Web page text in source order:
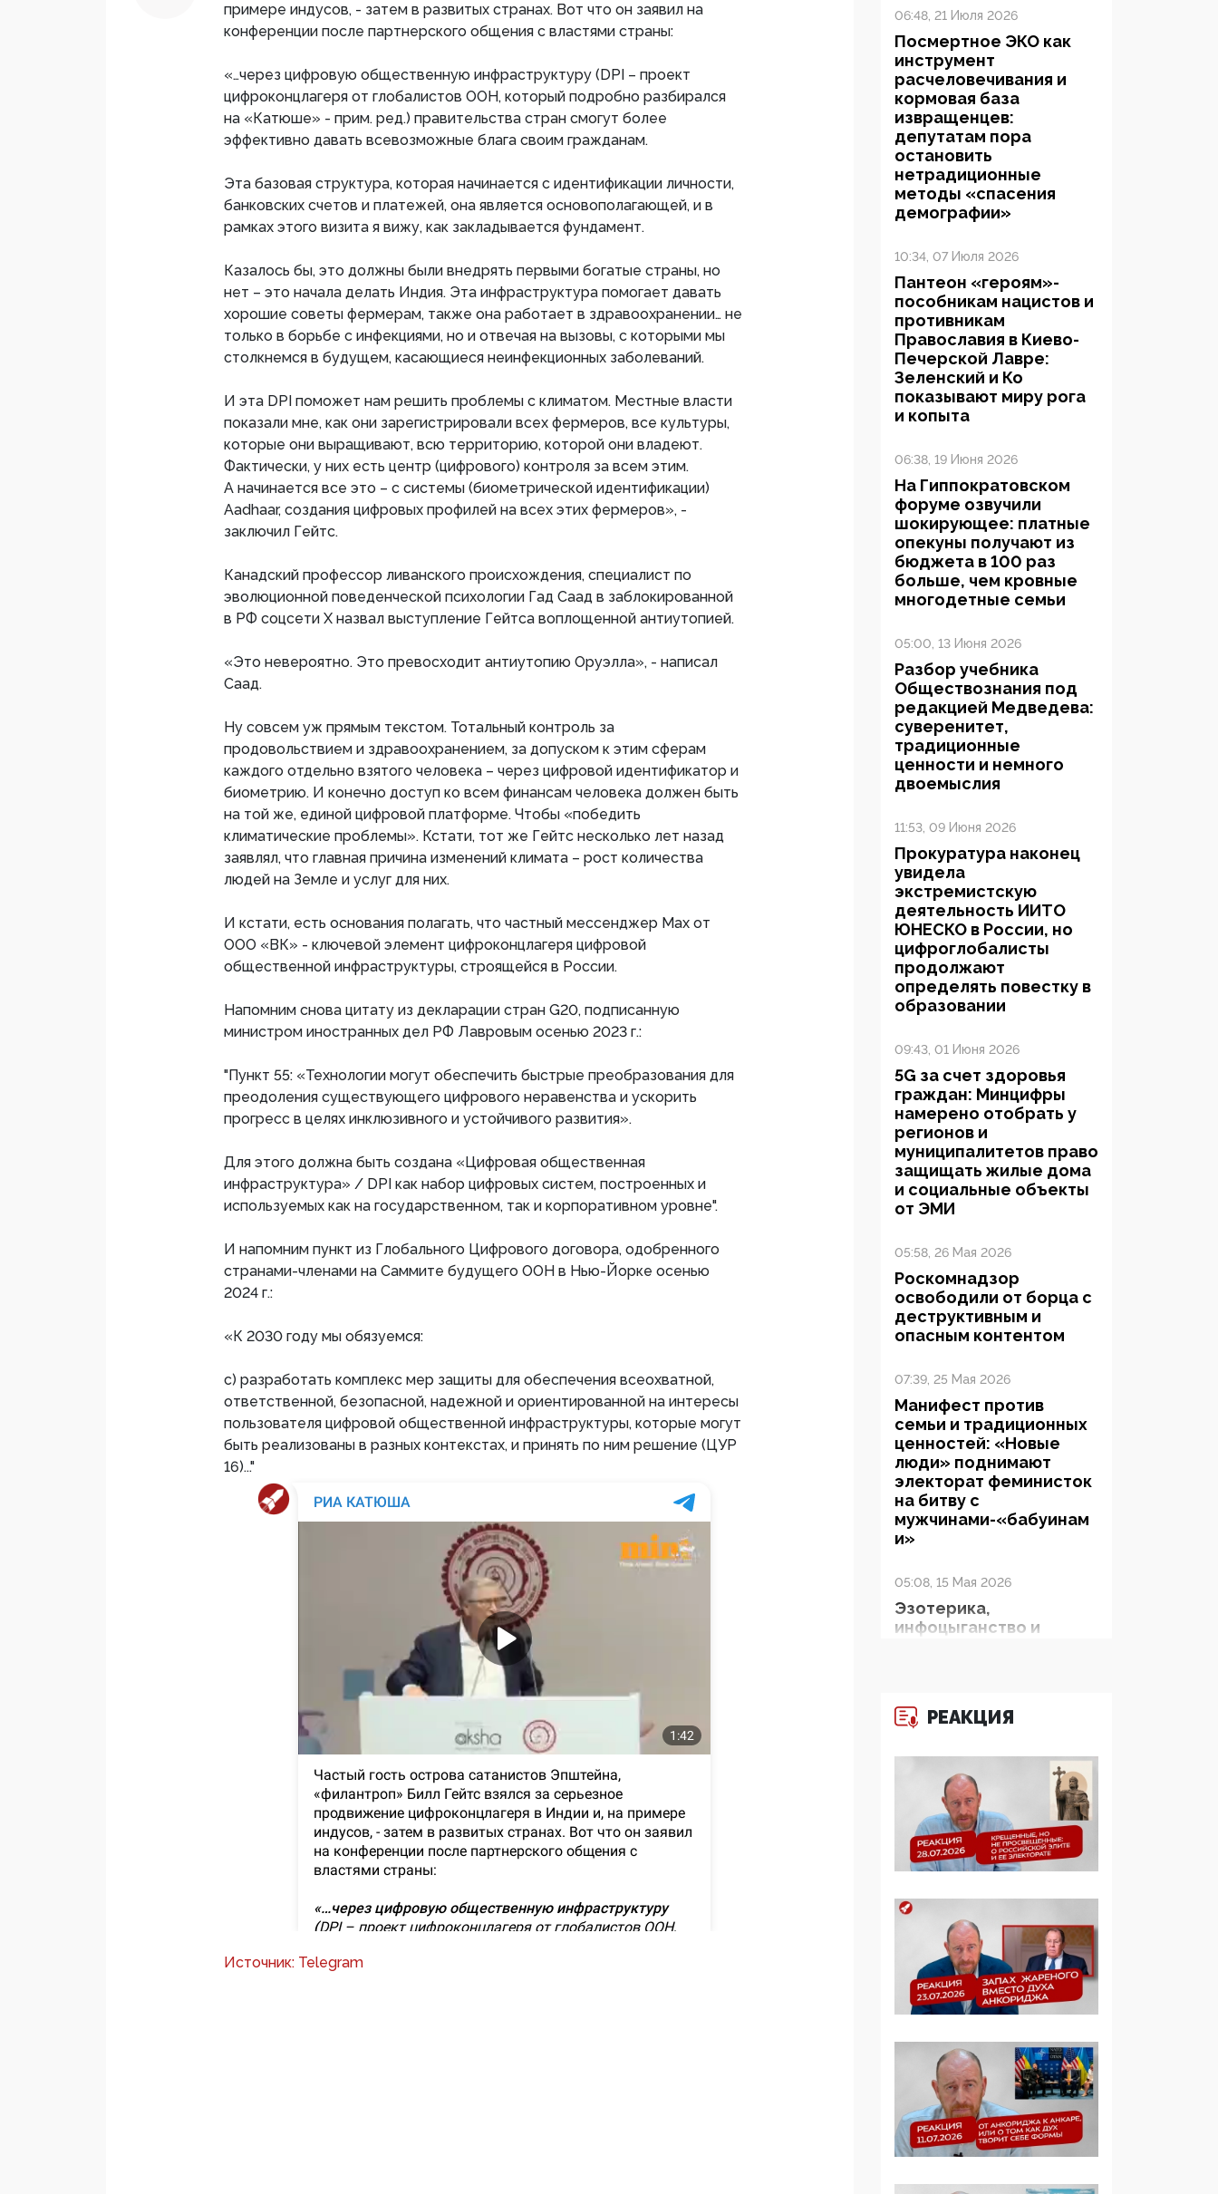
примере индусов, - затем в развитых странах. Вот что он заявил на
конференции после партнерского общения с властями страны:
«…через цифровую общественную инфраструктуру (DPI – проект
цифроконцлагеря от глобалистов ООН, который подробно разбирался
на «Катюше» - прим. ред.) правительства стран смогут более
эффективно давать всевозможные блага своим гражданам.
Эта базовая структура, которая начинается с идентификации личности,
банковских счетов и платежей, она является основополагающей, и в
рамках этого визита я вижу, как закладывается фундамент.
Казалось бы, это должны были внедрять первыми богатые страны, но
нет – это начала делать Индия. Эта инфраструктура помогает давать
хорошие советы фермерам, также она работает в здравоохранении… не
только в борьбе с инфекциями, но и отвечая на вызовы, с которыми мы
столкнемся в будущем, касающиеся неинфекционных заболеваний.
И эта DPI поможет нам решить проблемы с климатом. Местные власти
показали мне, как они зарегистрировали всех фермеров, все культуры,
которые они выращивают, всю территорию, которой они владеют.
Фактически, у них есть центр (цифрового) контроля за всем этим.
А начинается все это – с системы (биометрической идентификации)
Aadhaar, создания цифровых профилей на всех этих фермеров», -
заключил Гейтс.
Канадский профессор ливанского происхождения, специалист по
эволюционной поведенческой психологии Гад Саад в заблокированной
в РФ соцсети X назвал выступление Гейтса воплощенной антиутопией.
«Это невероятно. Это превосходит антиутопию Оруэлла», - написал
Саад.
Ну совсем уж прямым текстом. Тотальный контроль за
продовольствием и здравоохранением, за допуском к этим сферам
каждого отдельно взятого человека – через цифровой идентификатор и
биометрию. И конечно доступ ко всем финансам человека должен быть
на той же, единой цифровой платформе. Чтобы «победить
климатические проблемы». Кстати, тот же Гейтс несколько лет назад
заявлял, что главная причина изменений климата – рост количества
людей на Земле и услуг для них.
И кстати, есть основания полагать, что частный мессенджер Max от
ООО «ВК» - ключевой элемент цифроконцлагеря цифровой
общественной инфраструктуры, строящейся в России.
Напомним снова цитату из декларации стран G20, подписанную
министром иностранных дел РФ Лавровым осенью 2023 г.:
"Пункт 55: «Технологии могут обеспечить быстрые преобразования для
преодоления существующего цифрового неравенства и ускорить
прогресс в целях инклюзивного и устойчивого развития».
Для этого должна быть создана «Цифровая общественная
инфраструктура» / DPI как набор цифровых систем, построенных и
используемых как на государственном, так и корпоративном уровне".
И напомним пункт из Глобального Цифрового договора, одобренного
странами-членами на Саммите будущего ООН в Нью-Йорке осенью
2024 г.:
«К 2030 году мы обязуемся:
c) разработать комплекс мер защиты для обеспечения всеохватной,
ответственной, безопасной, надежной и ориентированной на интересы
пользователя цифровой общественной инфраструктуры, которые могут
быть реализованы в разных контекстах, и принять по ним решение (ЦУР
16)..."
Источник: Telegram
06:48, 21 Июля 2026
Посмертное ЭКО как
инструмент
расчеловечивания и
кормовая база
извращенцев:
депутатам пора
остановить
нетрадиционные
методы «спасения
демографии»
10:34, 07 Июля 2026
Пантеон «героям»-
пособникам нацистов и
противникам
Православия в Киево-
Печерской Лавре:
Зеленский и Ко
показывают миру рога
и копыта
06:38, 19 Июня 2026
На Гиппократовском
форуме озвучили
шокирующее: платные
опекуны получают из
бюджета в 100 раз
больше, чем кровные
многодетные семьи
05:00, 13 Июня 2026
Разбор учебника
Обществознания под
редакцией Медведева:
суверенитет,
традиционные
ценности и немного
двоемыслия
11:53, 09 Июня 2026
Прокуратура наконец
увидела
экстремистскую
деятельность ИИТО
ЮНЕСКО в России, но
цифроглобалисты
продолжают
определять повестку в
образовании
09:43, 01 Июня 2026
5G за счет здоровья
граждан: Минцифры
намерено отобрать у
регионов и
муниципалитетов право
защищать жилые дома
и социальные объекты
от ЭМИ
05:58, 26 Мая 2026
Роскомнадзор
освободили от борца с
деструктивным и
опасным контентом
07:39, 25 Мая 2026
Манифест против
семьи и традиционных
ценностей: «Новые
люди» поднимают
электорат феминисток
на битву с
мужчинами-«бабуинам
и»
05:08, 15 Мая 2026
Эзотерика,
инфоцыганство и
выступал на форуме
«Россия 809. Традиции
09:40, 06 Мая 2026
Симулякр патриотизма
и благолепия:
профилактика негатива
среди молодежи снова
«движперам»
03:35, 25 Апреля 2026
120 лет
парламентаризма: как
институт
превратился в «чего
изволите» для
Правительства и АП
06:29, 15 Апреля 2026
Социальный фонд
России – пионер
РЕАКЦИЯ